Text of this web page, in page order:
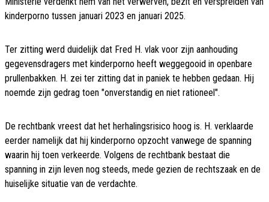
kinderporno tussen januari 2023 en januari 2025.
Ter zitting werd duidelijk dat Fred H. vlak voor zijn aanhouding
gegevensdragers met kinderporno heeft weggegooid in openbare
prullenbakken. H. zei ter zitting dat in paniek te hebben gedaan. Hij
noemde zijn gedrag toen "onverstandig en niet rationeel".
De rechtbank vreest dat het herhalingsrisico hoog is. H. verklaarde
eerder namelijk dat hij kinderporno opzocht vanwege de spanning
waarin hij toen verkeerde. Volgens de rechtbank bestaat die
spanning in zijn leven nog steeds, mede gezien de rechtszaak en de
huiselijke situatie van de verdachte.